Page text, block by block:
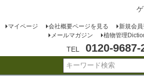
マイページ 会社概要ページを見る 新規会
メールマガジン
植物管理
TEL 0120-9687-